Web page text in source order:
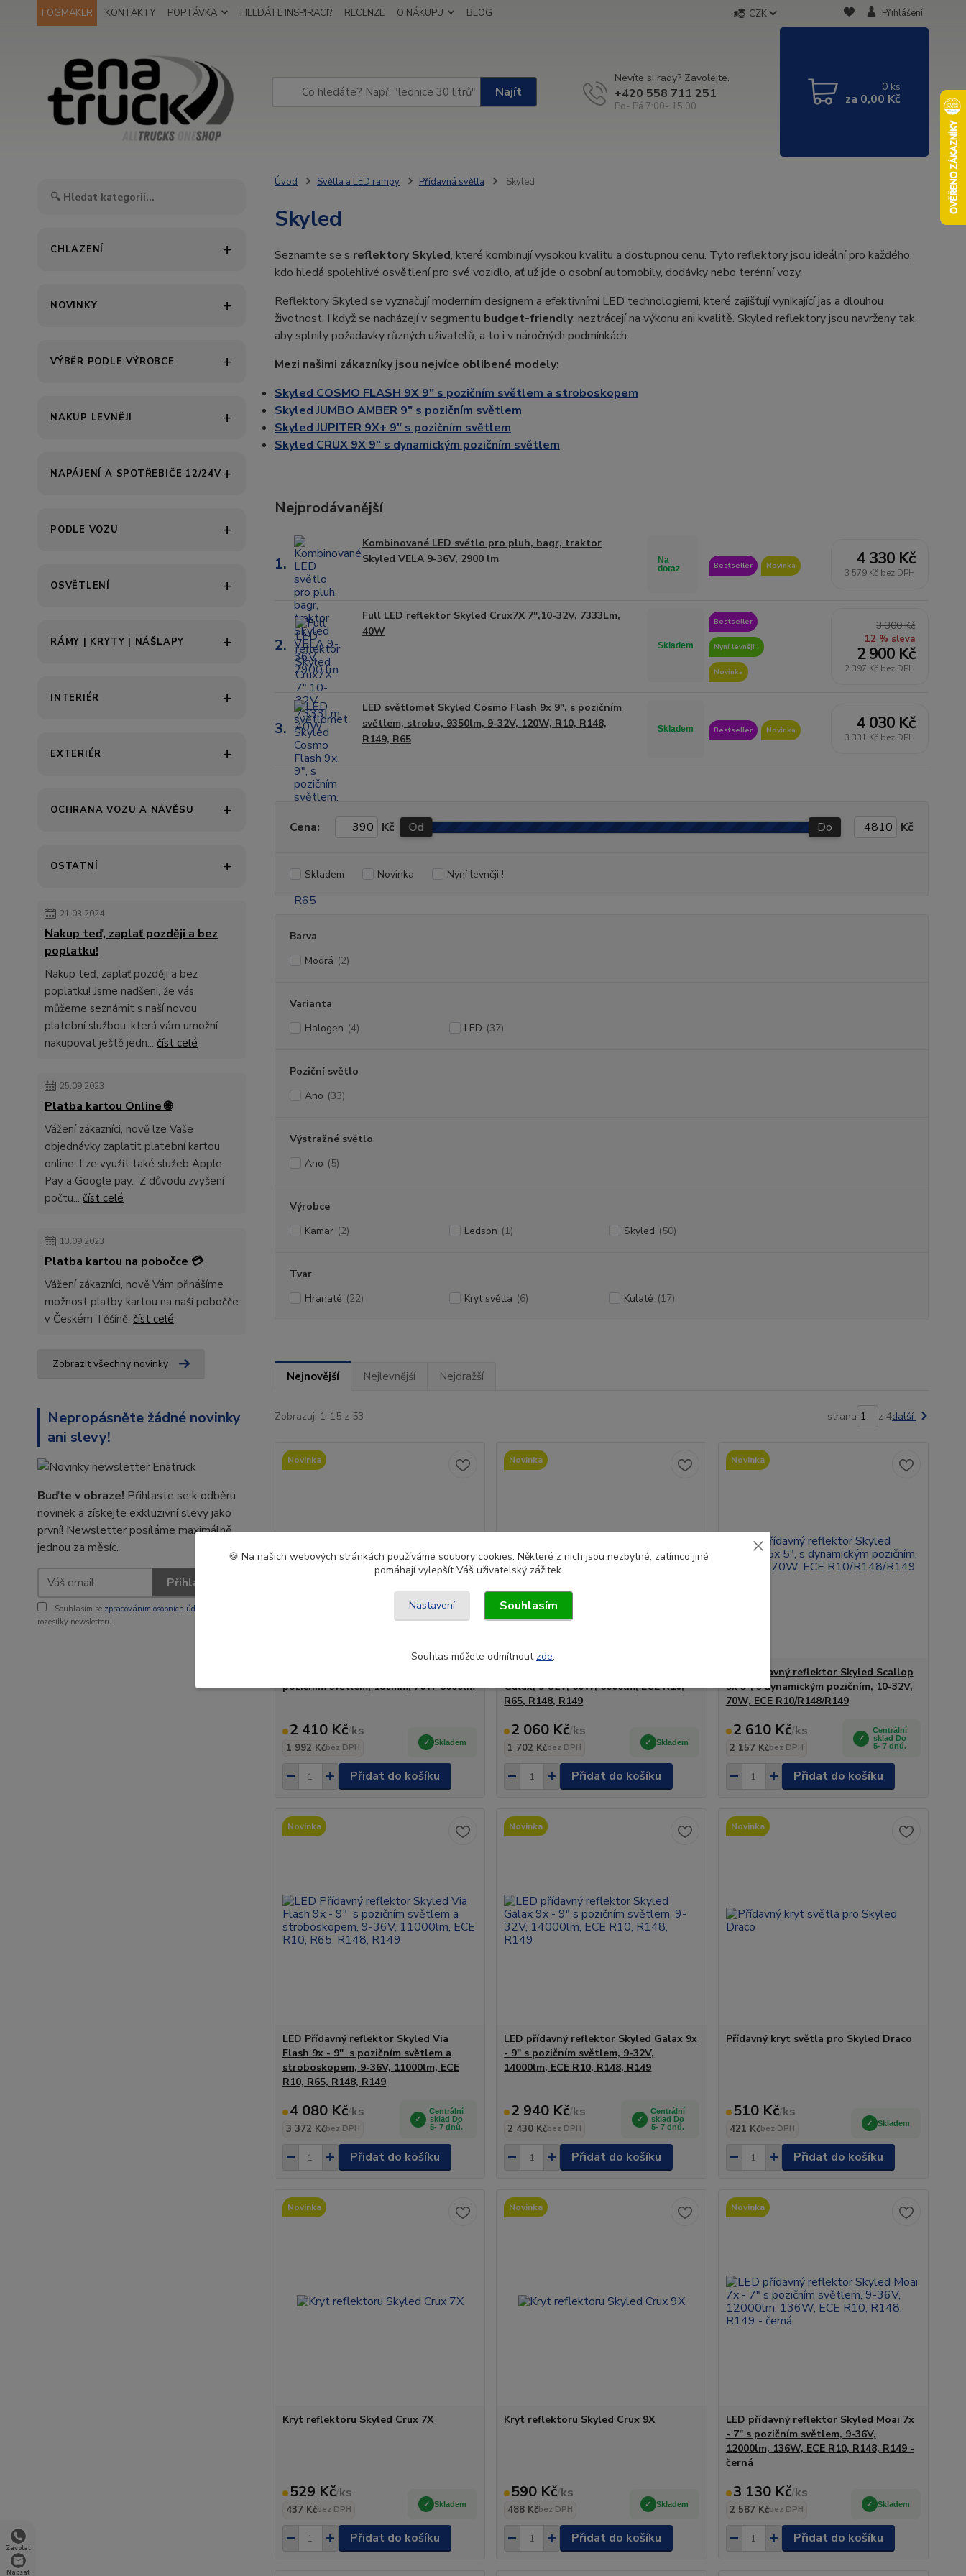
Zavolat
Napsat
FOGMAKER KONTAKTY POPTÁVKA HLEDÁTE INSPIRACI? RECENZE O NÁKUPU BLOG CZK Přihlášení
Najít
Nevíte si rady? Zavolejte.
+420 558 711 251
Po- Pá 7:00- 15:00
0 ks
za 0,00 Kč
CHLAZENÍ
NOVINKY
VÝBĚR PODLE VÝROBCE
NAKUP LEVNĚJI
NAPÁJENÍ A SPOTŘEBIČE 12/24V
PODLE VOZU
OSVĚTLENÍ
RÁMY | KRYTY | NÁŠLAPY
INTERIÉR
EXTERIÉR
OCHRANA VOZU A NÁVĚSU
OSTATNÍ
21.03.2024
Nakup teď, zaplať později a bez
poplatku!
Nakup teď, zaplať později a bez
poplatku! Jsme nadšeni, že vás
můžeme seznámit s naší novou
platební službou, která vám umožní
nakupovat ještě jedn... číst celé
25.09.2023
Platba kartou Online 🌐
Vážení zákazníci, nově lze Vaše
objednávky zaplatit platební kartou
online. Lze využít také služeb Apple
Pay a Google pay. Z důvodu zvyšení
počtu... číst celé
13.09.2023
Platba kartou na pobočce 💳
Vážení zákazníci, nově Vám přinášíme
možnost platby kartou na naší pobočče
v Českém Těšíně. číst celé
Zobrazit všechny novinky
Nepropásněte žádné novinky
ani slevy!
Buďte v obraze! Přihlaste se k odběru
novinek a získejte exkluzivní slevy jako
první! Newsletter posíláme maximálně
jednou za měsíc.
Přihlásit se
Souhlasím se zpracováním osobních údajů
rozesílky newsletteru.
Úvod Světla a LED rampy Přídavná světla Skyled
Skyled
Seznamte se s reflektory Skyled, které kombinují vysokou kvalitu a dostupnou cenu. Tyto reflektory jsou ideální pro každého,
kdo hledá spolehlivé osvětlení pro své vozidlo, ať už jde o osobní automobily, dodávky nebo terénní vozy.
Reflektory Skyled se vyznačují moderním designem a efektivními LED technologiemi, které zajišťují vynikající jas a dlouhou
životnost. I když se nacházejí v segmentu budget-friendly, neztrácejí na výkonu ani kvalitě. Skyled reflektory jsou navrženy tak,
aby splnily požadavky různých uživatelů, a to i v náročných podmínkách.
Mezi našimi zákazníky jsou nejvíce oblibené modely:
Skyled COSMO FLASH 9X 9" s pozičním světlem a stroboskopem
Skyled JUMBO AMBER 9" s pozičním světlem
Skyled JUPITER 9X+ 9" s pozičním světlem
Skyled CRUX 9X 9" s dynamickým pozičním světlem
Nejprodávanější
1.
Kombinované LED světlo pro pluh, bagr, traktor
Skyled VELA 9-36V, 2900 lm
Na
dotaz
Bestseller Novinka 4 330 Kč
3 579 Kč bez DPH
2.
Full LED reflektor Skyled Crux7X 7",10-32V, 7333Lm,
40W
Skladem
Bestseller
Nyní levněji !
Novinka
3 300 Kč
12 % sleva
2 900 Kč
2 397 Kč bez DPH
3.
LED světlomet Skyled Cosmo Flash 9x 9", s pozičním
světlem, strobo, 9350lm, 9-32V, 120W, R10, R148,
R149, R65
Skladem Bestseller Novinka 4 030 Kč
3 331 Kč bez DPH
Cena: Kč Od Do Kč
Skladem Novinka Nyní levněji !
Barva
Modrá (2)
Varianta
Halogen (4) LED (37)
Poziční světlo
Ano (33)
Výstražné světlo
Ano (5)
Výrobce
Kamar (2) Ledson (1) Skyled (50)
Tvar
Hranaté (22) Kryt světla (6) Kulaté (17)
Nejnovější Nejlevnější Nejdražší
Zobrazuji 1-15 z 53 strana z 4další
Novinka
pozičním světlem, 180mm, 70W 8000lm
2 410 Kč/ks
1 992 Kčbez DPH
Skladem
Přidat do košíku
Novinka
Galax, 9-32V, 60W, 6000lm, ECE R10,
R65, R148, R149
2 060 Kč/ks
1 702 Kčbez DPH
Skladem
Přidat do košíku
Novinka
LED přídavný reflektor Skyled Scallop
5x 5", s dynamickým pozičním, 10-32V,
70W, ECE R10/R148/R149
2 610 Kč/ks
2 157 Kčbez DPH
Centrální
sklad Do
5- 7 dnů.
Přidat do košíku
Novinka
LED Přídavný reflektor Skyled Via
Flash 9x - 9" s pozičním světlem a
stroboskopem, 9-36V, 11000lm, ECE
R10, R65, R148, R149
4 080 Kč/ks
3 372 Kčbez DPH
Centrální
sklad Do
5- 7 dnů.
Přidat do košíku
Novinka
LED přídavný reflektor Skyled Galax 9x
- 9" s pozičním světlem, 9-32V,
14000lm, ECE R10, R148, R149
2 940 Kč/ks
2 430 Kčbez DPH
Centrální
sklad Do
5- 7 dnů.
Přidat do košíku
Novinka
Přídavný kryt světla pro Skyled Draco
510 Kč/ks
421 Kčbez DPH
Skladem
Přidat do košíku
Novinka
Kryt reflektoru Skyled Crux 7X
529 Kč/ks
437 Kčbez DPH
Skladem
Přidat do košíku
Novinka
Kryt reflektoru Skyled Crux 9X
590 Kč/ks
488 Kčbez DPH
Skladem
Přidat do košíku
Novinka
LED přídavný reflektor Skyled Moai 7x
- 7" s pozičním světlem, 9-36V,
12000lm, 136W, ECE R10, R148, R149 -
černá
3 130 Kč/ks
2 587 Kčbez DPH
Skladem
Přidat do košíku
🍪 Na našich webových stránkách používáme soubory cookies. Některé z nich jsou nezbytné, zatímco jiné
pomáhají vylepšít Váš uživatelský zážitek.
Nastavení Souhlasím
Souhlas můžete odmítnout zde.